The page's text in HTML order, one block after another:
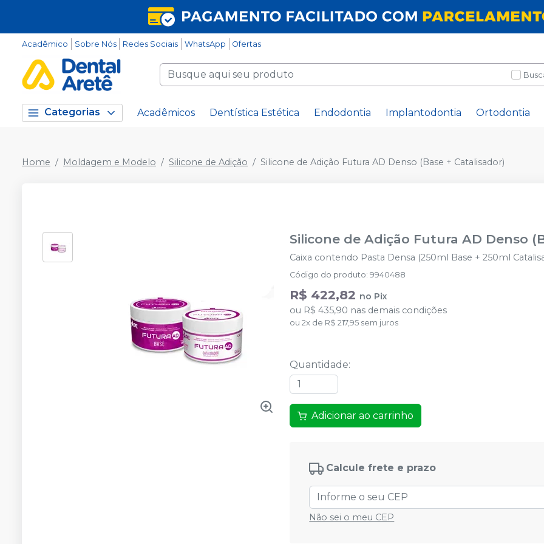
Acadêmico Sobre Nós Redes Sociais WhatsApp Ofertas
Categorias Acadêmicos Dentística Estética Endodontia Implantodontia Ortodontia
Home Moldagem e Modelo Silicone de Adição Silicone de Adição Futura AD Denso (Base + Catalisador)
Silicone de Adição Futura AD Denso
Caixa contendo Pasta Densa (250ml Base + 250ml
Código do produto:9940488
R$ 422,82 no Pix
ou R$ 435,90 nas demais condições
ou 2x de R$ 217,95 sem juros
Quantidade:
Adicionar ao carrinho
Calcule frete e prazo
Não sei o meu CEP